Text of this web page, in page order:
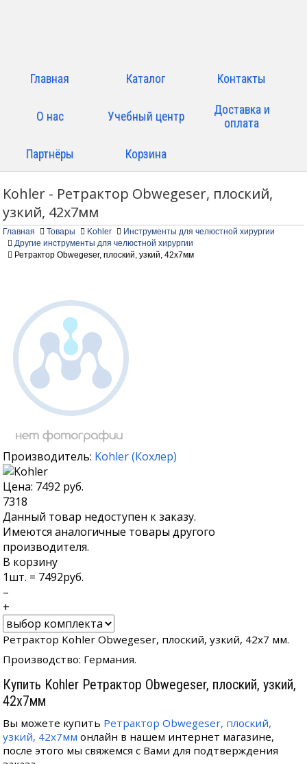
Главная Каталог Контакты
О нас Учебный центр
Доставка и
оплата
Партнёры Корзина
Kohler - Ретрактор Obwegeser, плоский,
узкий, 42х7мм
Главная Товары Kohler
Инструменты для челюстной хирургии
Другие инструменты для челюстной хирургии
Ретрактор Obwegeser, плоский, узкий, 42х7мм
Производитель: Kohler(Кохлер)
Цена: 7492 руб.
7318
Данный товар недоступен к заказу.
Имеются аналогичные товары другого
производителя.
В корзину
1шт. = 7492руб.
–
+
Ретрактор Kohler Obwegeser, плоский, узкий, 42х7 мм.
Производство: Германия.
Купить Kohler Ретрактор Obwegeser, плоский, узкий,
42х7мм
Вы можете купить Ретрактор Obwegeser, плоский,
узкий, 42х7мм онлайн в нашем интернет магазине,
после этого мы свяжемся с Вами для подтверждения